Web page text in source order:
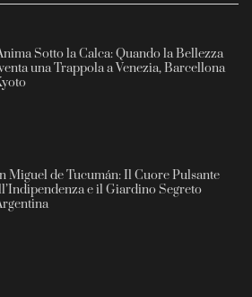
Sotto la Calca: Quando la Bellezza
una Trappola a Venezia, Barcellona
Miguel de Tucumán: Il Cuore Pulsante
e il Giardino Segreto